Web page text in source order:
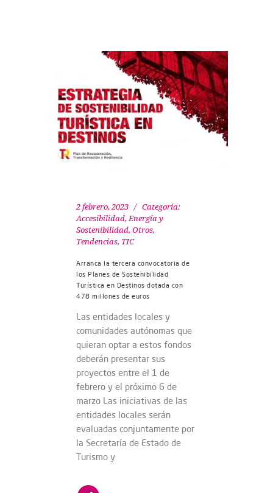
2 febrero, 2023
Categoría:
Accesibilidad, Energía y
Sostenibilidad, Otros,
Tendencias, TIC
Arranca la tercera convocatoria de
los Planes de Sostenibilidad
Turística en Destinos dotada con
478 millones de euros
Las entidades locales y
comunidades autónomas que
quieran optar a estos fondos
deberán presentar sus
proyectos entre el 1 de
febrero y el próximo 6 de
marzo Las iniciativas de las
entidades locales serán
evaluadas conjuntamente por
la Secretaría de Estado de
Turismo y